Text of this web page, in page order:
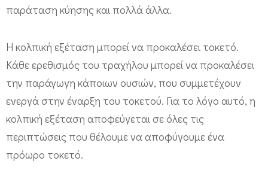
α
έ
σ
ε
ι
τ
ο
κ
παράταση κύησης και πολλά άλλα.
Η κολπική εξέταση μπορεί να προκαλέσει τοκετό.
Κάθε ερεθισμός του τραχήλου μπορεί να προκαλέσει
την παράγωγη κάποιων ουσιών, που συμμετέχουν
ενεργά στην έναρξη του τοκετού. Για το λόγο αυτό, η
κολπική εξέταση αποφεύγεται σε όλες τις
περιπτώσεις που θέλουμε να αποφύγουμε ένα
πρόωρο τοκετό.